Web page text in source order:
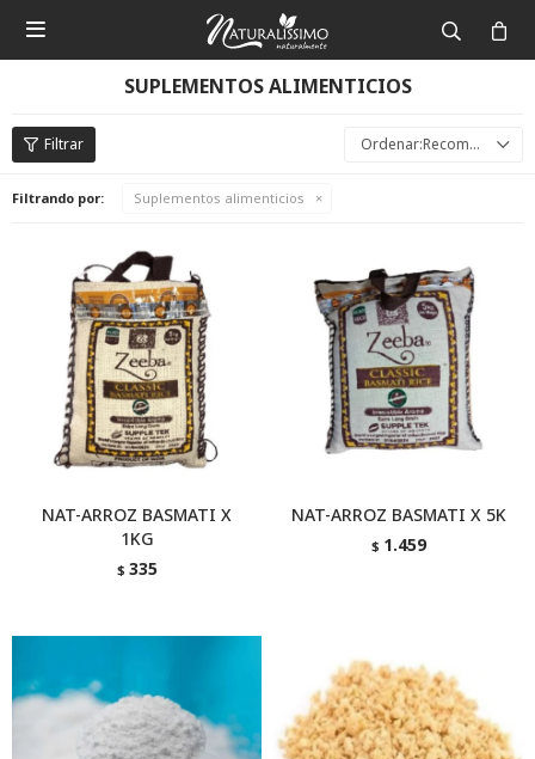

SUPLEMENTOS ALIMENTICIOS
Recomendados
Filtrando por: Suplementos alimenticios
NAT-ARROZ BASMATI X
1KG
$ 335
NAT-ARROZ BASMATI X 5K
$ 1.459